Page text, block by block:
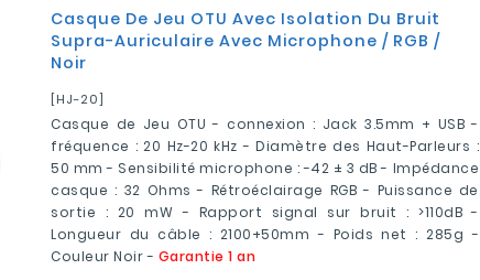
Casque De Jeu OTU Avec Isolation Du Bruit
Supra-Auriculaire Avec Microphone / RGB /
Noir
[HJ-20]
Casque de Jeu OTU - connexion : Jack 3.5mm + USB -
fréquence : 20 Hz-20 kHz - Diamètre des Haut-Parleurs :
50 mm - Sensibilité microphone : -42 ± 3 dB - Impédance
casque : 32 Ohms - Rétroéclairage RGB - Puissance de
sortie : 20 mW - Rapport signal sur bruit : >110dB -
Longueur du câble : 2100+50mm - Poids net : 285g -
Couleur Noir - Garantie 1 an